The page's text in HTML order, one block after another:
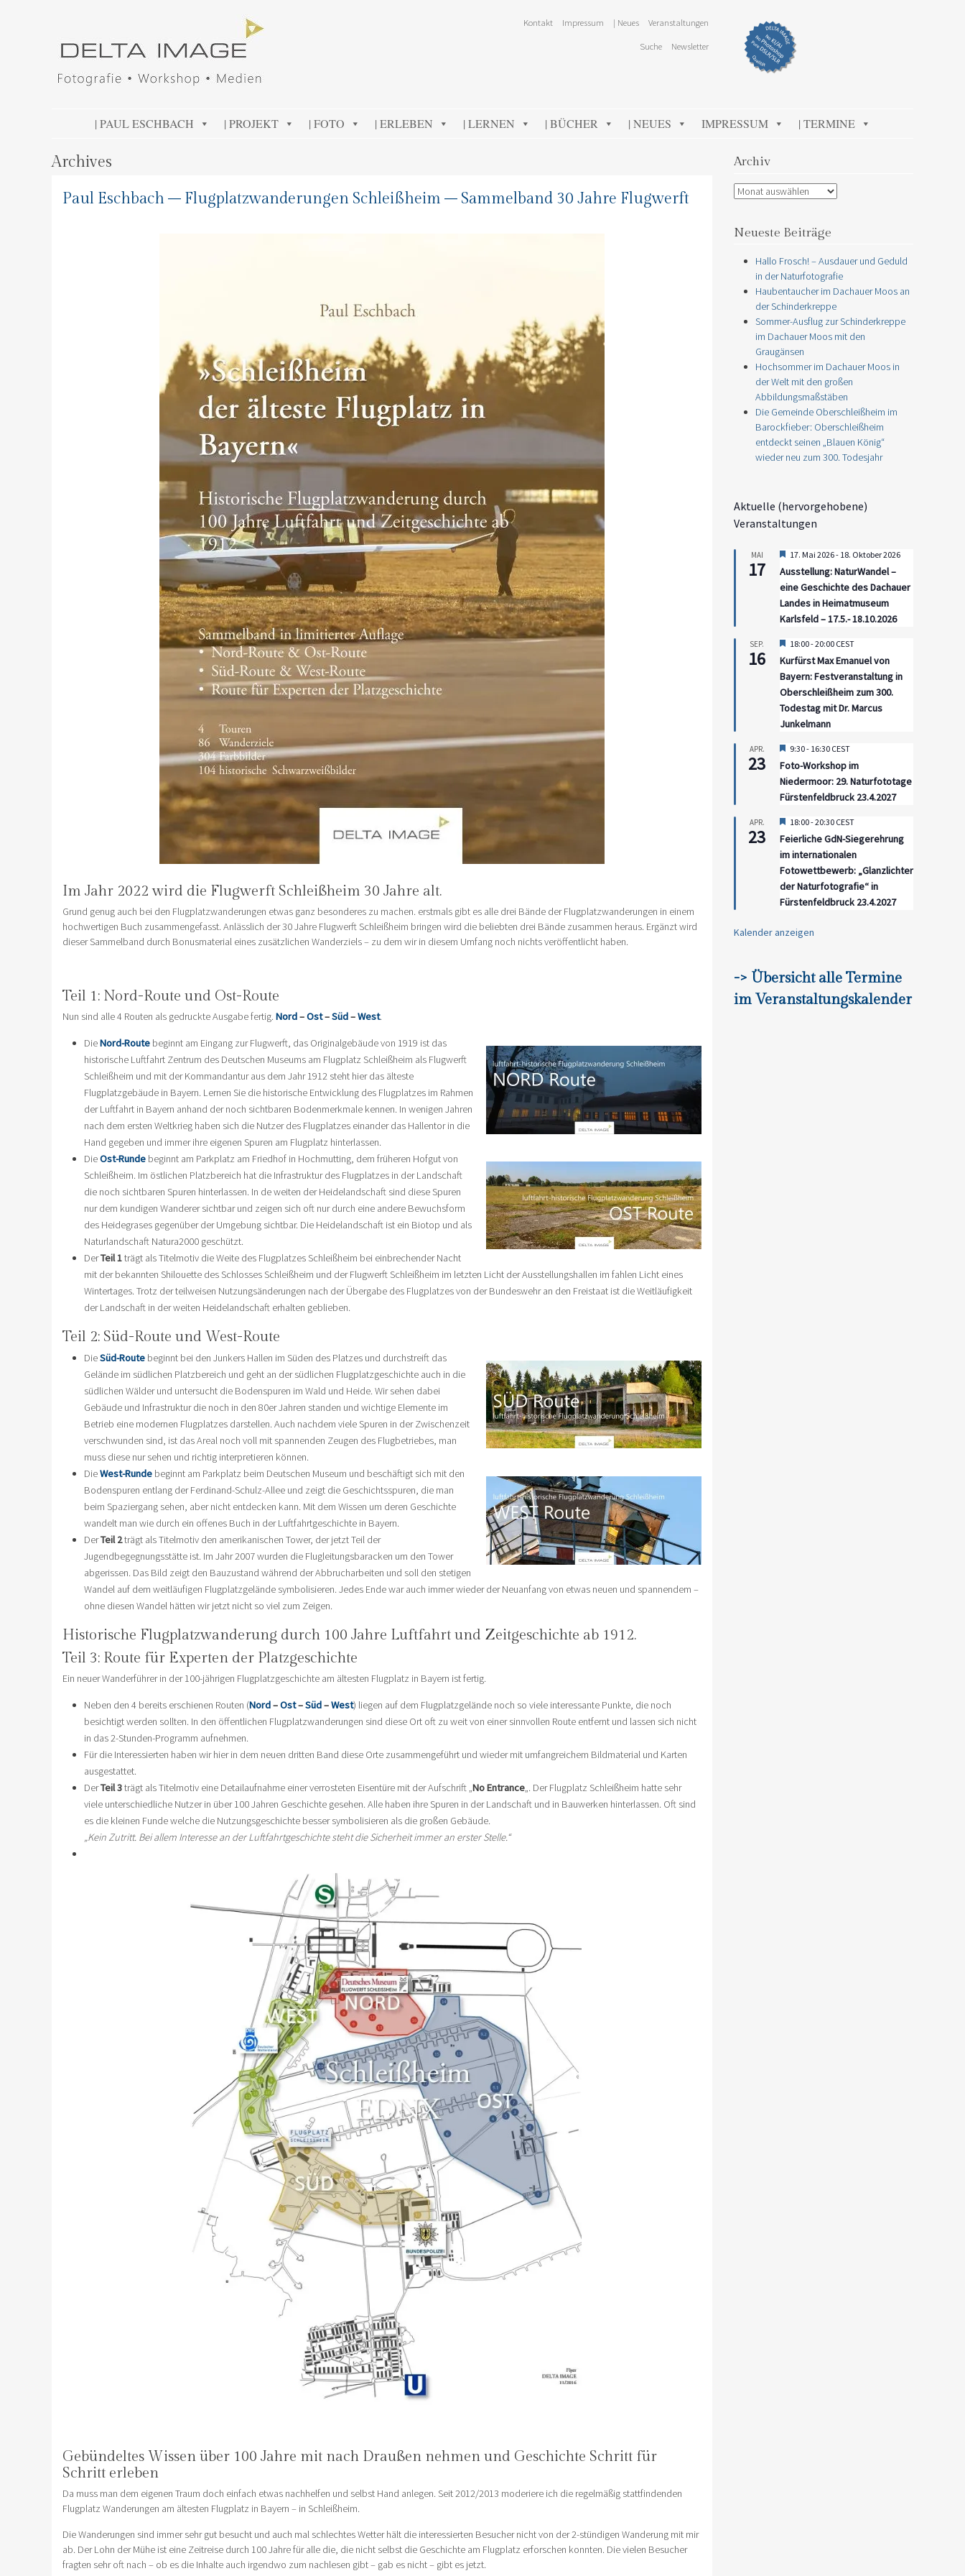
Kontakt Impressum | Neues Veranstaltungen
Suche Newsletter
SKIP TO CONTENT
| PAUL ESCHBACH | PROJEKT | FOTO | ERLEBEN | LERNEN | BÜCHER | NEUES IMPRESSUM | TERMINE
Archives
Paul Eschbach – Flugplatzwanderungen Schleißheim – Sammelband 30 Jahre Flugwerft
Im Jahr 2022 wird die Flugwerft Schleißheim 30 Jahre alt.
Grund genug auch bei den Flugplatzwanderungen etwas ganz besonderes zu machen. erstmals gibt es alle drei Bände der Flugplatzwanderungen in einem
hochwertigen Buch zusammengefasst. Anlässlich der 30 Jahre Flugwerft Schleißheim bringen wird die beliebten drei Bände zusammen heraus. Ergänzt wird
dieser Sammelband durch Bonusmaterial eines zusätzlichen Wanderziels – zu dem wir in diesem Umfang noch nichts veröffentlicht haben.
Teil 1: Nord-Route und Ost-Route
Nun sind alle 4 Routen als gedruckte Ausgabe fertig. Nord–Ost–Süd–West.
DieNord-Route beginnt am Eingang zur Flugwerft, das Originalgebäude von 1919 ist das
historische Luftfahrt Zentrum des Deutschen Museums am Flugplatz Schleißheim als Flugwerft
Schleißheim und mit der Kommandantur aus dem Jahr 1912 steht hier das älteste
Flugplatzgebäude in Bayern. Lernen Sie die historische Entwicklung des Flugplatzes im Rahmen
der Luftfahrt in Bayern anhand der noch sichtbaren Bodenmerkmale kennen. In wenigen Jahren
nach dem ersten Weltkrieg haben sich die Nutzer des Flugplatzes einander das Hallentor in die
Hand gegeben und immer ihre eigenen Spuren am Flugplatz hinterlassen.
DieOst-Runde beginnt am Parkplatz am Friedhof in Hochmutting, dem früheren Hofgut von
Schleißheim. Im östlichen Platzbereich hat die Infrastruktur des Flugplatzes in der Landschaft
die noch sichtbaren Spuren hinterlassen. In de weiten der Heidelandschaft sind diese Spuren
nur dem kundigen Wanderer sichtbar und zeigen sich oft nur durch eine andere Bewuchsform
des Heidegrases gegenüber der Umgebung sichtbar. Die Heidelandschaft ist ein Biotop und als
Naturlandschaft Natura2000 geschützt.
DerTeil 1trägt als Titelmotiv die Weite des Flugplatzes Schleißheim bei einbrechender Nacht
mit der bekannten Shilouette des Schlosses Schleißheim und der Flugwerft Schleißheim im letzten Licht der Ausstellungshallen im fahlen Licht eines
Wintertages. Trotz der teilweisen Nutzungsänderungen nach der Übergabe des Flugplatzes von der Bundeswehr an den Freistaat ist die Weitläufigkeit
der Landschaft in der weiten Heidelandschaft erhalten geblieben.
Teil 2: Süd-Route und West-Route
DieSüd-Route beginnt bei den Junkers Hallen im Süden des Platzes und durchstreift das
Gelände im südlichen Platzbereich und geht an der südlichen Flugplatzgeschichte auch in die
südlichen Wälder und untersucht die Bodenspuren im Wald und Heide. Wir sehen dabei
Gebäude und Infrastruktur die noch in den 80er Jahren standen und wichtige Elemente im
Betrieb eine modernen Flugplatzes darstellen. Auch nachdem viele Spuren in der Zwischenzeit
verschwunden sind, ist das Areal noch voll mit spannenden Zeugen des Flugbetriebes, man
muss diese nur sehen und richtig interpretieren können.
DieWest-Runde beginnt am Parkplatz beim Deutschen Museum und beschäftigt sich mit den
Bodenspuren entlang der Ferdinand-Schulz-Allee und zeigt die Geschichtsspuren, die man
beim Spaziergang sehen, aber nicht entdecken kann. Mit dem Wissen um deren Geschichte
wandelt man wie durch ein offenes Buch in der Luftfahrtgeschichte in Bayern.
DerTeil 2trägt als Titelmotiv den amerikanischen Tower, der jetzt Teil der
Jugendbegegnungsstätte ist. Im Jahr 2007 wurden die Flugleitungsbaracken um den Tower
abgerissen. Das Bild zeigt den Bauzustand während der Abbrucharbeiten und soll den stetigen
Wandel auf dem weitläufigen Flugplatzgelände symbolisieren. Jedes Ende war auch immer wieder der Neuanfang von etwas neuen und spannendem –
ohne diesen Wandel hätten wir jetzt nicht so viel zum Zeigen.
Historische Flugplatzwanderung durch 100 Jahre Luftfahrt und Zeitgeschichte ab 1912.
Teil 3: Route für Experten der Platzgeschichte
Ein neuer Wanderführer in der 100-jährigen Flugplatzgeschichte am ältesten Flugplatz in Bayern ist fertig.
Neben den 4 bereits erschienen Routen (Nord–Ost–Süd–West) liegen auf dem Flugplatzgelände noch so viele interessante Punkte, die noch
besichtigt werden sollten. In den öffentlichen Flugplatzwanderungen sind diese Ort oft zu weit von einer sinnvollen Route entfernt und lassen sich nicht
in das 2-Stunden-Programm aufnehmen.
Für die Interessierten haben wir hier in dem neuen dritten Band diese Orte zusammengeführt und wieder mit umfangreichem Bildmaterial und Karten
ausgestattet.
DerTeil 3trägt als Titelmotiv eine Detailaufnahme einer verrosteten Eisentüre mit der Aufschrift „No Entrance„. Der Flugplatz Schleißheim hatte sehr
viele unterschiedliche Nutzer in über 100 Jahren Geschichte gesehen. Alle haben ihre Spuren in der Landschaft und in Bauwerken hinterlassen. Oft sind
es die kleinen Funde welche die Nutzungsgeschichte besser symbolisieren als die großen Gebäude.
„Kein Zutritt. Bei allem Interesse an der Luftfahrtgeschichte steht die Sicherheit immer an erster Stelle.“
Gebündeltes Wissen über 100 Jahre mit nach Draußen nehmen und Geschichte Schritt für
Schritt erleben
Da muss man dem eigenen Traum doch einfach etwas nachhelfen und selbst Hand anlegen. Seit 2012/2013 moderiere ich die regelmäßig stattfindenden
Flugplatz Wanderungen am ältesten Flugplatz in Bayern – in Schleißheim.
Die Wanderungen sind immer sehr gut besucht und auch mal schlechtes Wetter hält die interessierten Besucher nicht von der 2-stündigen Wanderung mit mir
ab. Der Lohn der Mühe ist eine Zeitreise durch 100 Jahre für alle die, die nicht selbst die Geschichte am Flugplatz erforschen konnten. Die vielen Besucher
fragten sehr oft nach – ob es die Inhalte auch irgendwo zum nachlesen gibt – gab es nicht – gibt es jetzt.
Archiv
Archiv
Neueste Beiträge
Hallo Frosch! – Ausdauer und Geduld
in der Naturfotografie
Haubentaucher im Dachauer Moos an
der Schinderkreppe
Sommer-Ausflug zur Schinderkreppe
im Dachauer Moos mit den
Graugänsen
Hochsommer im Dachauer Moos in
der Welt mit den großen
Abbildungsmaßstäben
Die Gemeinde Oberschleißheim im
Barockfieber: Oberschleißheim
entdeckt seinen „Blauen König“
wieder neu zum 300. Todesjahr
Aktuelle (hervorgehobene)
Veranstaltungen
MAI
17
Hervorgehoben
17. Mai 2026- 18. Oktober 2026
Ausstellung: NaturWandel –
eine Geschichte des Dachauer
Landes in Heimatmuseum
Karlsfeld – 17.5.- 18.10.2026
SEP.
16
Hervorgehoben
18:00-20:00 CEST
Kurfürst Max Emanuel von
Bayern: Festveranstaltung in
Oberschleißheim zum 300.
Todestag mit Dr. Marcus
Junkelmann
APR.
23
Hervorgehoben
9:30- 16:30 CEST
Foto-Workshop im
Niedermoor: 29. Naturfototage
Fürstenfeldbruck 23.4.2027
APR.
23
Hervorgehoben
18:00-20:30 CEST
Feierliche GdN-Siegerehrung
im internationalen
Fotowettbewerb: „Glanzlichter
der Naturfotografie“ in
Fürstenfeldbruck 23.4.2027
Kalender anzeigen
-> Übersicht alle Termine
im Veranstaltungskalender